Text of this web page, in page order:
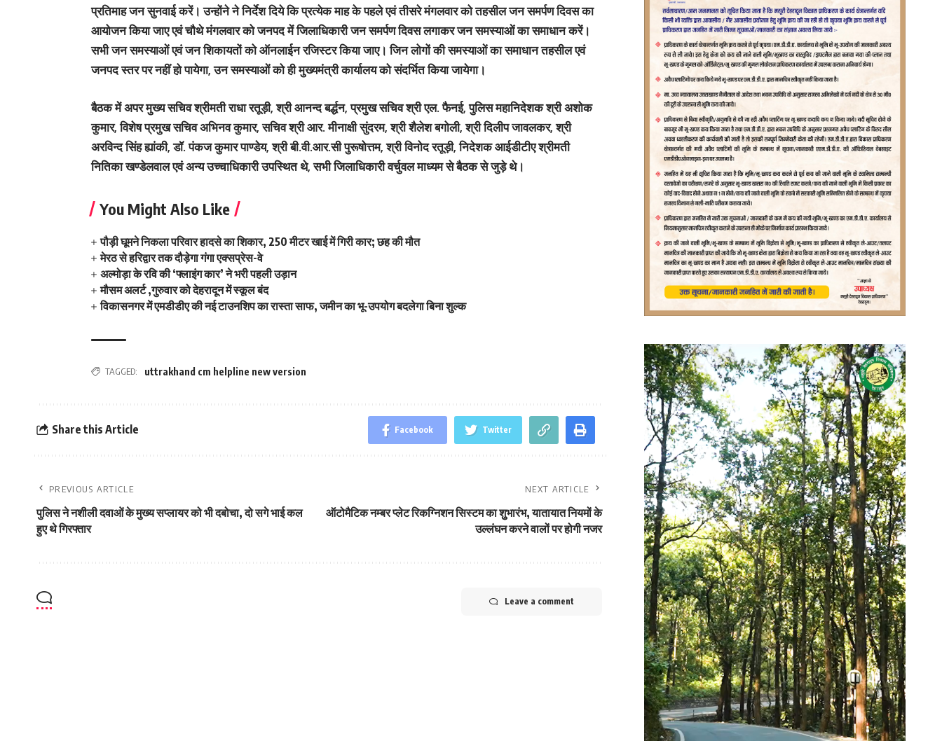
प्रतिमाह जन सुनवाई करें। उन्होंने ने निर्देश दिये कि प्रत्येक माह के पहले एवं तीसरे मंगलवार को तहसील जन समर्पण दिवस का
आयोजन किया जाए एवं चौथे मंगलवार को जनपद में जिलाधिकारी जन समर्पण दिवस लगाकर जन समस्याओं का समाधान करें।
सभी जन समस्याओं एवं जन शिकायतों को ऑनलाईन रजिस्टर किया जाए। जिन लोगों की समस्याओं का समाधान तहसील एवं
जनपद स्तर पर नहीं हो पायेगा, उन समस्याओं को ही मुख्यमंत्री कार्यालय को संदर्भित किया जायेगा।
बैठक में अपर मुख्य सचिव श्रीमती राधा रतूड़ी, श्री आनन्द बर्द्धन, प्रमुख सचिव श्री एल. फैनई, पुलिस महानिदेशक श्री अशोक
कुमार, विशेष प्रमुख सचिव अभिनव कुमार, सचिव श्री आर. मीनाक्षी सुंदरम, श्री शैलेश बगोली, श्री दिलीप जावलकर, श्री
अरविन्द सिंह ह्यांकी, डॉ. पंकज कुमार पाण्डेय, श्री बी.वी.आर.सी पुरूषोत्तम, श्री विनोद रतूड़ी, निदेशक आईडीटीए श्रीमती
नितिका खण्डेलवाल एवं अन्य उच्चाधिकारी उपस्थित थे, सभी जिलाधिकारी वर्चुवल माध्यम से बैठक से जुड़े थे।
You Might Also Like
पौड़ी घूमने निकला परिवार हादसे का शिकार, 250 मीटर खाई में गिरी कार; छह की मौत
मेरठ से हरिद्वार तक दौड़ेगा गंगा एक्सप्रेस-वे
अल्मोड़ा के रवि की ‘फ्लाइंग कार’ ने भरी पहली उड़ान
मौसम अलर्ट ,गुरुवार को देहरादून में स्कूल बंद
विकासनगर में एमडीडीए की नई टाउनशिप का रास्ता साफ, जमीन का भू-उपयोग बदलेगा बिना शुल्क
TAGGED: uttrakhand cm helpline new version
Share this Article Facebook Twitter
PREVIOUS ARTICLE
पुलिस ने नशीली दवाओं के मुख्‍य सप्‍लायर को भी दबोचा, दो सगे भाई कल
हुए थे गिरफ्तार
NEXT ARTICLE
ऑटोमैटिक नम्बर प्लेट रिकग्निशन सिस्टम का शुुभारंभ, यातायात नियमों के
उल्‍लंघन करने वालों पर होगी नजर
Leave a comment
Video
Player